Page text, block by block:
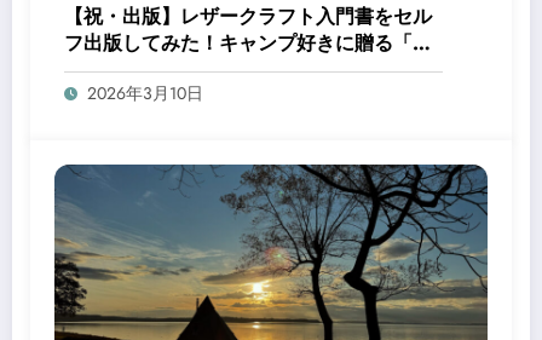
【祝・出版】レザークラフト入門書をセル
フ出版してみた！キャンプ好きに贈る「自
分だけの相棒」の作り方
2026年3月10日